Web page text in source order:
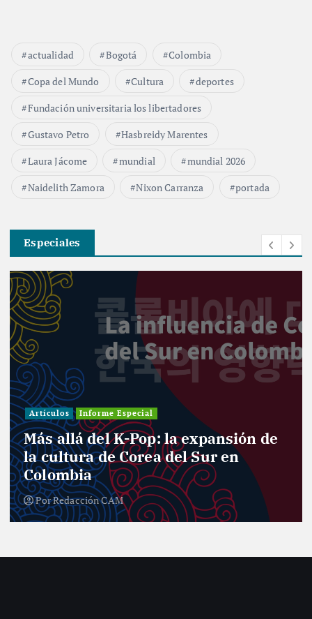
actualidad Bogotá
Colombia
Copa del Mundo
Cultura
deportes
Fundación universitaria los libertadores
Gustavo Petro
Hasbreidy Marentes
Laura Jácome
mundial
mundial 2026
Naidelith Zamora
Nixon Carranza portada
Especiales
Artículos Informe Especial
Más allá del K-Pop: la expansión de
la cultura de Corea del Sur en
Colombia
PorRedacción CAM